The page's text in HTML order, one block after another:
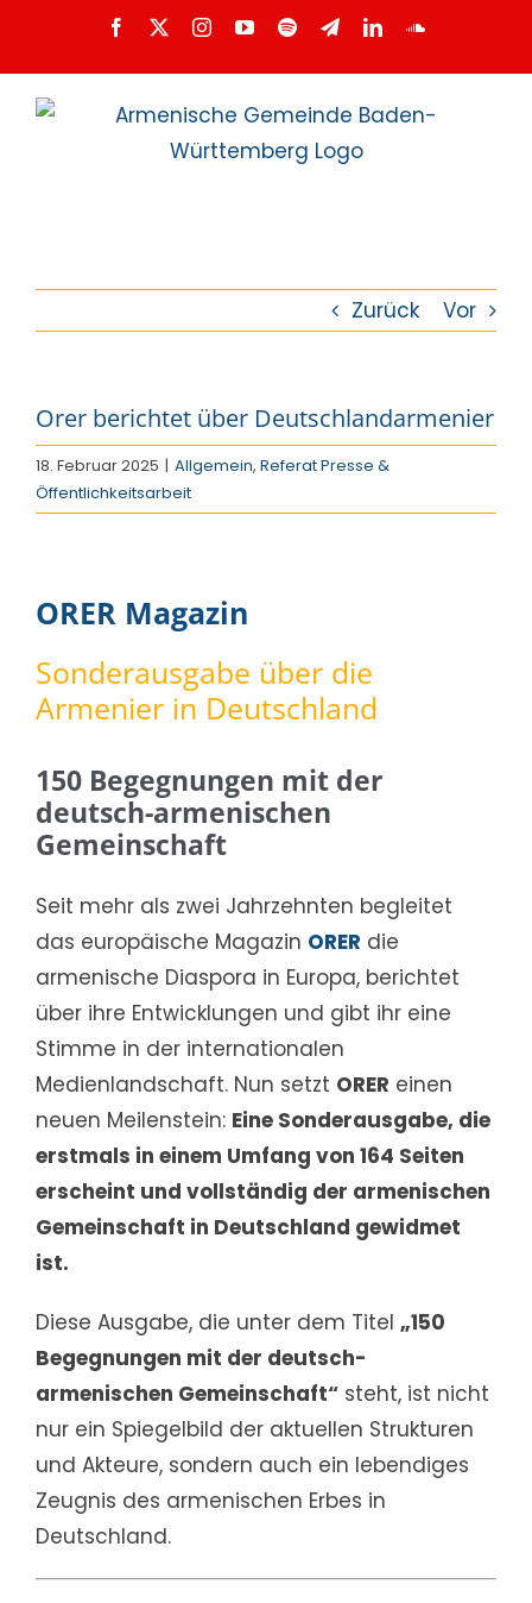
Facebook InstagramYouTube
SpotifyTelegramLinkedInSoundCloud
Zurück Vor
Orer berichtet über Deutschlandarmenier
18. Februar 2025 | Allgemein, Referat Presse &
Öffentlichkeitsarbeit
ORER Magazin
Sonderausgabe über die
Armenier in Deutschland
150 Begegnungen mit der
deutsch-armenischen
Gemeinschaft
Seit mehr als zwei Jahrzehnten begleitet
das europäische Magazin ORER die
armenische Diaspora in Europa, berichtet
über ihre Entwicklungen und gibt ihr eine
Stimme in der internationalen
Medienlandschaft. Nun setzt ORER einen
neuen Meilenstein: Eine Sonderausgabe, die
erstmals in einem Umfang von 164 Seiten
erscheint und vollständig der armenischen
Gemeinschaft in Deutschland gewidmet
ist.
Diese Ausgabe, die unter dem Titel „150
Begegnungen mit der deutsch-
armenischen Gemeinschaft“steht, ist nicht
nur ein Spiegelbild der aktuellen Strukturen
und Akteure, sondern auch ein lebendiges
Zeugnis des armenischen Erbes in
Deutschland.